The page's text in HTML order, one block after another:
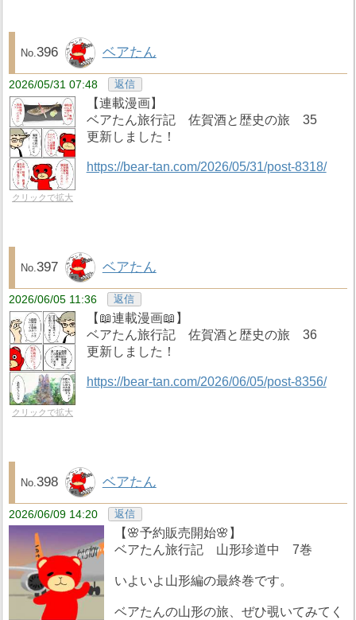
396 ベアたん
2026/05/31 07:48 返信
クリックで拡大
【連載漫画】
ベアたん旅行記 佐賀酒と歴史の旅 35
更新しました！
https://bear-tan.com/2026/05/31/post-8318/
397 ベアたん
2026/06/05 11:36 返信
クリックで拡大
【📖連載漫画📖】
ベアたん旅行記 佐賀酒と歴史の旅 36
更新しました！
https://bear-tan.com/2026/06/05/post-8356/
398 ベアたん
2026/06/09 14:20 返信
【🌸予約販売開始🌸】
ベアたん旅行記 山形珍道中 7巻
いよいよ山形編の最終巻です。
ベアたんの山形の旅、ぜひ覗いてみてく